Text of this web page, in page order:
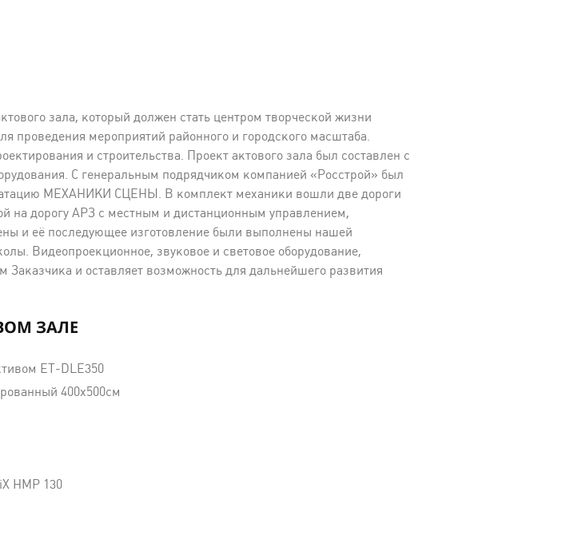
зала, который должен стать центром творческой жизни
проведения мероприятий районного и городского масштаба.
и строительства. Проект актового зала был составлен с
С генеральным подрядчиком компанией «Росстрой» был
МЕХАНИКИ СЦЕНЫ. В комплект механики вошли две дороги
на дорогу АРЗ с местным и дистанционным управлением,
и её последующее изготовление были выполнены нашей
Видеопроекционное, звуковое и световое оборудование,
Заказчика и оставляет возможность для дальнейшего развития
ЗАЛЕ
ET-DLE350
400x500см
HMP 130